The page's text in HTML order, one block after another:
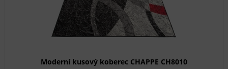
Moderní kusový koberec CHAPPE CH8010